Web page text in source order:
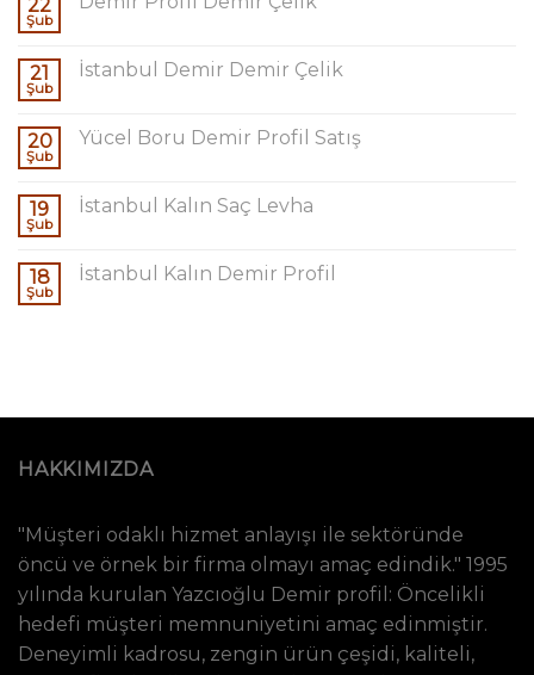
22
Şub
21
Şub
İstanbul Demir Demir Çelik
20
Şub
Yücel Boru Demir Profil Satış
19
Şub
İstanbul Kalın Saç Levha
18
Şub
İstanbul Kalın Demir Profil
HAKKIMIZDA
"Müşteri odaklı hizmet anlayışı ile sektöründe
öncü ve örnek bir firma olmayı amaç edindik." 1995
yılında kurulan Yazcıoğlu Demir profil: Öncelikli
hedefi müşteri memnuniyetini amaç edinmiştir.
Deneyimli kadrosu, zengin ürün çeşidi, kaliteli,